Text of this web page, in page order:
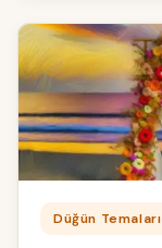
Kategori:
Düğün Temaları